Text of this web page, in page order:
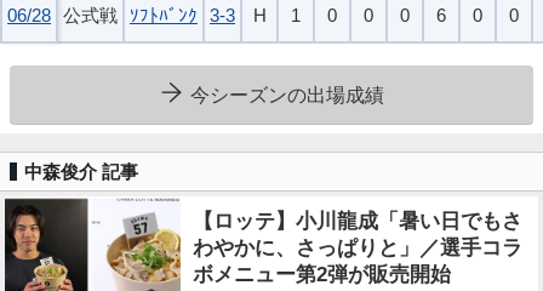
06/28
06/28 公式戦 ｿﾌﾄﾊﾞﾝｸ 3-3 H 1 0 0 0 6 0 0
今シーズンの出場成績
中森俊介 記事
【ロッテ】小川龍成「暑い日でもさ
わやかに、さっぱりと」／選手コラ
ボメニュー第2弾が販売開始